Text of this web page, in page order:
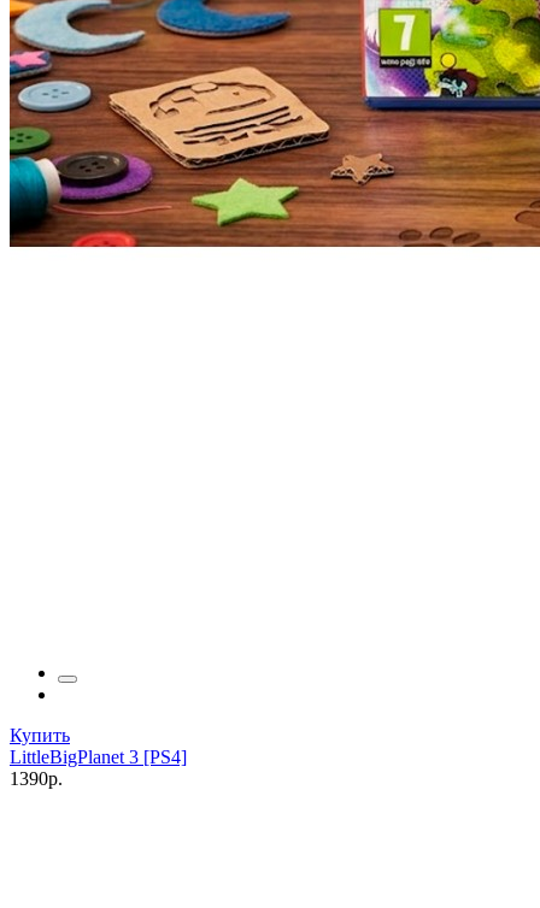
Купить
LittleBigPlanet 3 [PS4]
1390р.